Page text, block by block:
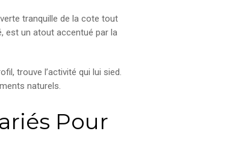
tranquille de la cote tout
est un atout accentué par la
trouve l’activité qui lui sied.
naturels.
Pour